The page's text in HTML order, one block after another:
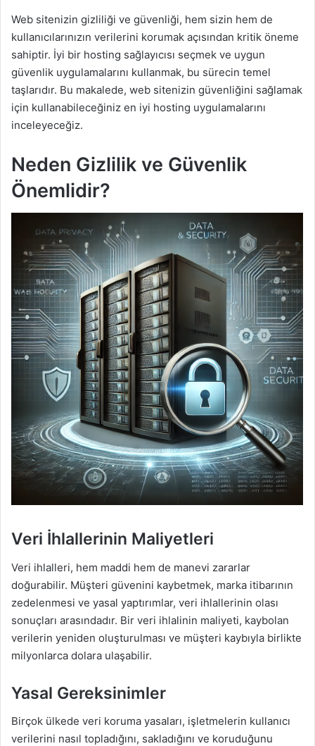
Web sitenizin gizliliği ve güvenliği, hem sizin hem de
kullanıcılarınızın verilerini korumak açısından kritik öneme
sahiptir. İyi bir hosting sağlayıcısı seçmek ve uygun
güvenlik uygulamalarını kullanmak, bu sürecin temel
taşlarıdır. Bu makalede, web sitenizin güvenliğini sağlamak
için kullanabileceğiniz en iyi hosting uygulamalarını
inceleyeceğiz.
Neden Gizlilik ve Güvenlik
Önemlidir?
Veri İhlallerinin Maliyetleri
Veri ihlalleri, hem maddi hem de manevi zararlar
doğurabilir. Müşteri güvenini kaybetmek, marka itibarının
zedelenmesi ve yasal yaptırımlar, veri ihlallerinin olası
sonuçları arasındadır. Bir veri ihlalinin maliyeti, kaybolan
verilerin yeniden oluşturulması ve müşteri kaybıyla birlikte
milyonlarca dolara ulaşabilir.
Yasal Gereksinimler
Birçok ülkede veri koruma yasaları, işletmelerin kullanıcı
verilerini nasıl topladığını, sakladığını ve koruduğunu